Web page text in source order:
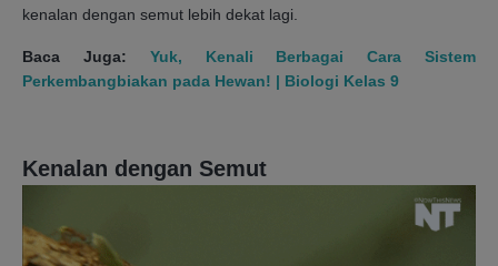
kenalan dengan semut lebih dekat lagi.
Baca Juga: Yuk, Kenali Berbagai Cara Sistem
Perkembangbiakan pada Hewan! | Biologi Kelas 9
Kenalan dengan Semut